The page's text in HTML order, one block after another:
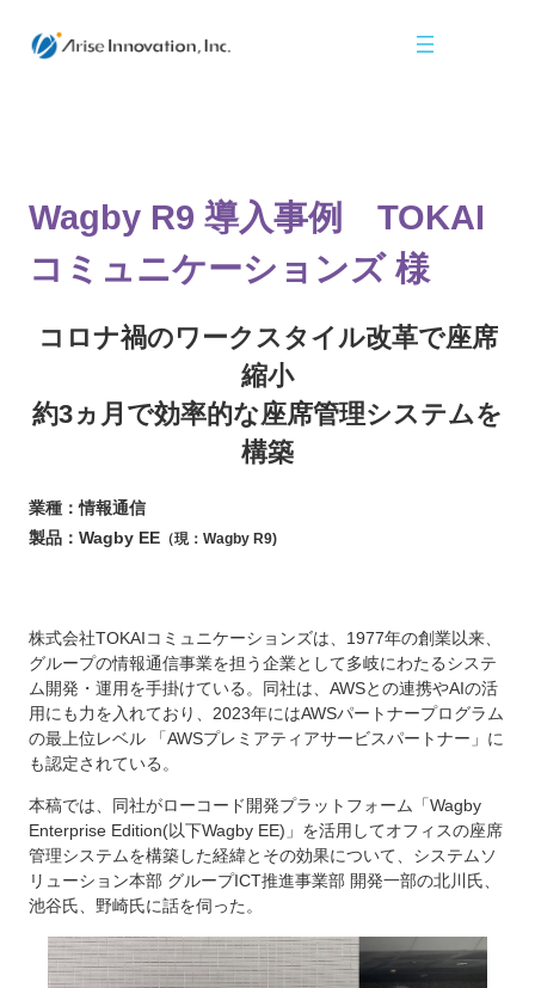
Wagby R9 導入事例 TOKAI
コミュニケーションズ 様
コロナ禍のワークスタイル改革で座席
縮小
約3ヵ月で効率的な座席管理システムを
構築
業種：情報通信
製品：Wagby EE （現：Wagby R9)
株式会社TOKAIコミュニケーションズは、1977年の創業以来、
グループの情報通信事業を担う企業として多岐にわたるシステ
ム開発・運用を手掛けている。同社は、AWSとの連携やAIの活
用にも力を入れており、2023年にはAWSパートナープログラム
の最上位レベル 「AWSプレミアティアサービスパートナー」に
も認定されている。
本稿では、同社がローコード開発プラットフォーム「Wagby
Enterprise Edition(以下Wagby EE)」を活用してオフィスの座席
管理システムを構築した経緯とその効果について、システムソ
リューション本部 グループICT推進事業部 開発一部の北川氏、
池谷氏、野崎氏に話を伺った。